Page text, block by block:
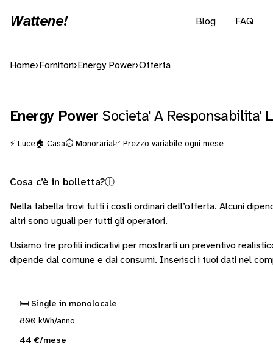
Wattene! Blog FAQ
Home› Fornitori› Energy Power›Offerta
Energy Power Societa' A Responsabilita'
⚡ Luce🏠 Casa⏱️ Monoraria📈 Prezzo variabile ogni mese
Cosa c’è in bolletta?ⓘ
Nella tabella trovi tutti i costi ordinari dell’offerta. Alcuni
altri sono uguali per tutti gli operatori.
Usiamo tre profili indicativi per mostrarti un preventivo
dipende dal comune e dai consumi. Inserisci i tuoi dati nel
🛏️ Single in monolocale
800 kWh/anno
44 €/mese